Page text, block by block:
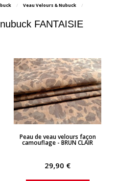
Veau Velours & Nubuck
FANTAISIE
APERÇU RAPIDE
Peau de veau velours façon
camouflage - BRUN CLAIR
29,90 €